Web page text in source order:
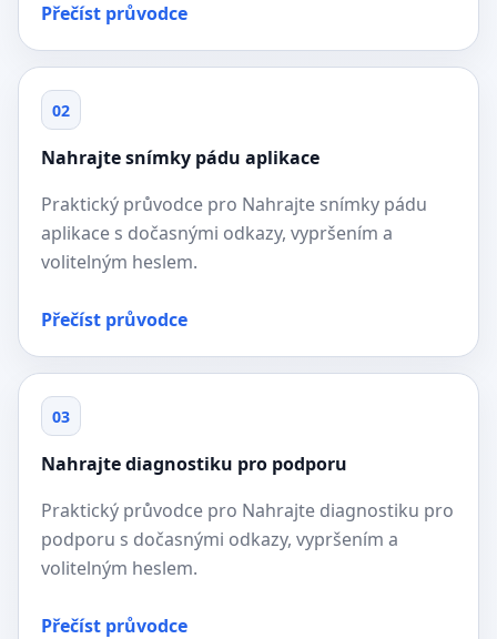
Přečíst průvodce
02
Nahrajte snímky pádu aplikace
Praktický průvodce pro Nahrajte snímky pádu
aplikace s dočasnými odkazy, vypršením a
volitelným heslem.
Přečíst průvodce
03
Nahrajte diagnostiku pro podporu
Praktický průvodce pro Nahrajte diagnostiku pro
podporu s dočasnými odkazy, vypršením a
volitelným heslem.
Přečíst průvodce